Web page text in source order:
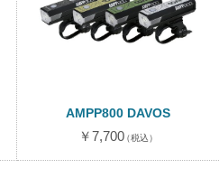
AMPP800 DAVOS
￥7,700（税込）